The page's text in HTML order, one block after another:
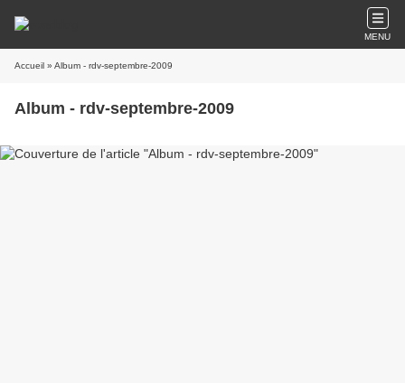
MENU
Accueil » Album - rdv-septembre-2009
Album - rdv-septembre-2009